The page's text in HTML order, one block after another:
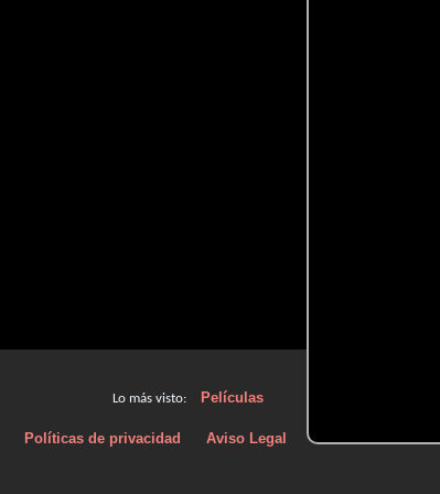
Lo más visto: Películas
Políticas de privacidad Aviso Legal Políticas de